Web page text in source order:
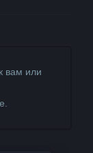
вам или